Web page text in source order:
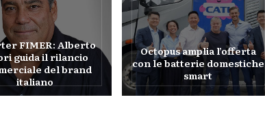
FIMER: Alberto
guida il rilancio
del brand
italiano
Octopus amplia l’offerta
con le batterie domestiche
smart